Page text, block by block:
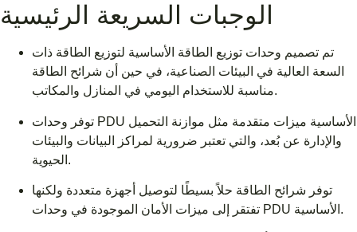
الوجبات السريعة الرئيسية
تم تصميم وحدات توزيع الطاقة الأساسية لتوزيع الطاقة ذات
السعة العالية في البيئات الصناعية، في حين أن شرائح الطاقة
مناسبة للاستخدام اليومي في المنازل والمكاتب.
توفر وحدات PDU الأساسية ميزات متقدمة مثل موازنة التحميل
والإدارة عن بُعد، والتي تعتبر ضرورية لمراكز البيانات والبيئات
الحيوية.
توفر شرائح الطاقة حلاً بسيطًا لتوصيل أجهزة متعددة ولكنها
تفتقر إلى ميزات الأمان الموجودة في وحدات PDU الأساسية.